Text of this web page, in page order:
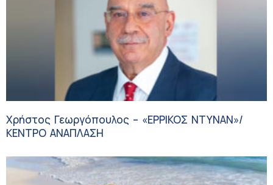
Χρήστος Γεωργόπουλος – «ΕΡΡΙΚΟΣ ΝΤΥΝΑΝ»/
ΚΕΝΤΡΟ ΑΝΑΠΛΑΣΗ